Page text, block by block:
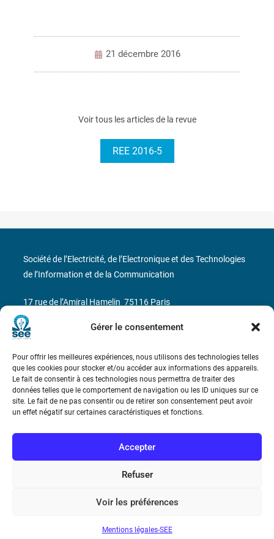
Gérer le consentement
Pour offrir les meilleures expériences, nous utilisons des technologies telles
que les cookies pour stocker et/ou accéder aux informations des appareils.
Le fait de consentir à ces technologies nous permettra de traiter des
données telles que le comportement de navigation ou les ID uniques sur ce
site. Le fait de ne pas consentir ou de retirer son consentement peut avoir
un effet négatif sur certaines caractéristiques et fonctions.
Accepter
Refuser
Voir les préférences
Mentions légales-SEE
21 décembre 2016
Voir tous les articles de la revue
REE 2016-5
Conditions Générales de Vente
Société de l’Electricité, de l’Electronique et des Technologies
de l’Information et de la Communication
17 rue de l’Amiral Hamelin 75116 Paris
Métro : « Boissière » Ligne 6 et « Iéna » Ligne 9
Téléphone : (+33) 1 56 90 37 17
N° de SIREN : 785 393 232, Code APE : 9412Z TVA intra-
communautaire : FR44 785 393 232